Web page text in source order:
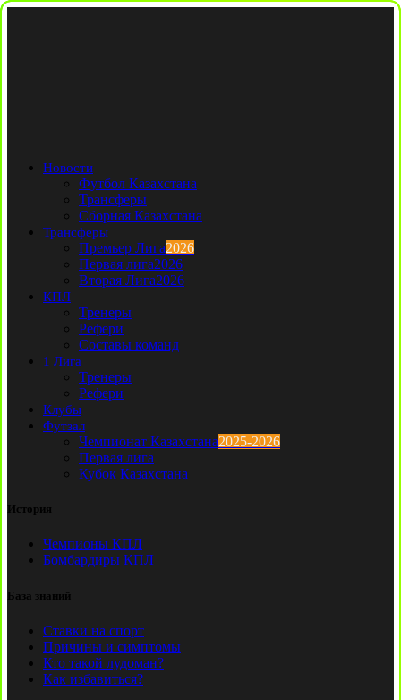
Новости
Футбол Казахстана
Трансферы
Сборная Казахстана
Трансферы
Премьер Лига2026
Первая лига2026
Вторая Лига2026
КПЛ
Тренеры
Рефери
Составы команд
1 Лига
Тренеры
Рефери
Клубы
Футзал
Чемпионат Казахстана2025-2026
Первая лига
Кубок Казахстана
История
Чемпионы КПЛ
Бомбардиры КПЛ
База знаний
Ставки на спорт
Причины и симптомы
Кто такой лудоман?
Как избавиться?